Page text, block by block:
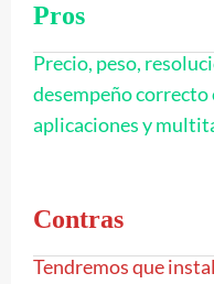
Pros
Precio, peso,
desempeño correcto
aplicaciones y
Contras
Tendremos que